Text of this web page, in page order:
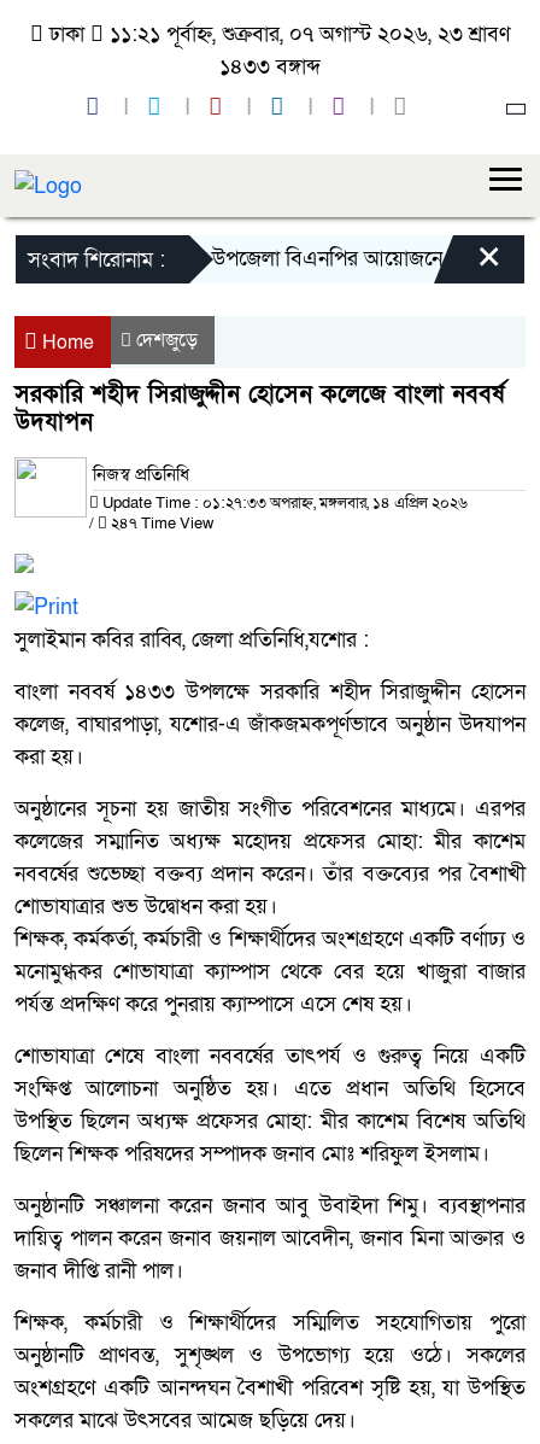
ঢাকা
১১:২১ পূর্বাহ্ন, শুক্রবার, ০৭ অগাস্ট ২০২৬, ২৩ শ্রাবণ
১৪৩৩ বঙ্গাব্দ
সংবাদ শিরোনাম :দেবহাটা উপজেলা বিএনপির আয়োজনে ৫ই জুলাই
×
Home দেশজুড়ে
সরকারি শহীদ সিরাজুদ্দীন হোসেন কলেজে বাংলা নববর্ষ
উদযাপন
নিজস্ব প্রতিনিধি
Update Time : ০১:২৭:৩৩ অপরাহ্ন, মঙ্গলবার, ১৪ এপ্রিল ২০২৬
/
২৪৭ Time View
সুলাইমান কবির রাব্বি, জেলা প্রতিনিধি,যশোর :
বাংলা নববর্ষ ১৪৩৩ উপলক্ষে সরকারি শহীদ সিরাজুদ্দীন হোসেন
কলেজ, বাঘারপাড়া, যশোর-এ জাঁকজমকপূর্ণভাবে অনুষ্ঠান উদযাপন
করা হয়।
অনুষ্ঠানের সূচনা হয় জাতীয় সংগীত পরিবেশনের মাধ্যমে। এরপর
কলেজের সম্মানিত অধ্যক্ষ মহোদয় প্রফেসর মোহা: মীর কাশেম
নববর্ষের শুভেচ্ছা বক্তব্য প্রদান করেন। তাঁর বক্তব্যের পর বৈশাখী
শোভাযাত্রার শুভ উদ্বোধন করা হয়।
শিক্ষক, কর্মকর্তা, কর্মচারী ও শিক্ষার্থীদের অংশগ্রহণে একটি বর্ণাঢ্য ও
মনোমুগ্ধকর শোভাযাত্রা ক্যাম্পাস থেকে বের হয়ে খাজুরা বাজার
পর্যন্ত প্রদক্ষিণ করে পুনরায় ক্যাম্পাসে এসে শেষ হয়।
শোভাযাত্রা শেষে বাংলা নববর্ষের তাৎপর্য ও গুরুত্ব নিয়ে একটি
সংক্ষিপ্ত আলোচনা অনুষ্ঠিত হয়। এতে প্রধান অতিথি হিসেবে
উপস্থিত ছিলেন অধ্যক্ষ প্রফেসর মোহা: মীর কাশেম বিশেষ অতিথি
ছিলেন শিক্ষক পরিষদের সম্পাদক জনাব মোঃ শরিফুল ইসলাম।
অনুষ্ঠানটি সঞ্চালনা করেন জনাব আবু উবাইদা শিমু। ব্যবস্থাপনার
দায়িত্ব পালন করেন জনাব জয়নাল আবেদীন, জনাব মিনা আক্তার ও
জনাব দীপ্তি রানী পাল।
শিক্ষক, কর্মচারী ও শিক্ষার্থীদের সম্মিলিত সহযোগিতায় পুরো
অনুষ্ঠানটি প্রাণবন্ত, সুশৃঙ্খল ও উপভোগ্য হয়ে ওঠে। সকলের
অংশগ্রহণে একটি আনন্দঘন বৈশাখী পরিবেশ সৃষ্টি হয়, যা উপস্থিত
সকলের মাঝে উৎসবের আমেজ ছড়িয়ে দেয়।